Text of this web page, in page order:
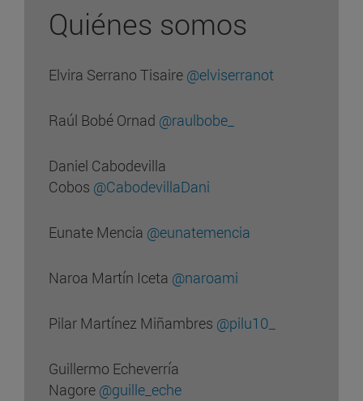
Quiénes somos
Elvira Serrano Tisaire @elviserranot
Raúl Bobé Ornad @raulbobe_
Daniel Cabodevilla
Cobos @CabodevillaDani
Eunate Mencia @eunatemencia
Naroa Martín Iceta @naroami
Pilar Martínez Miñambres @pilu10_
Guillermo Echeverría
Nagore @guille_eche